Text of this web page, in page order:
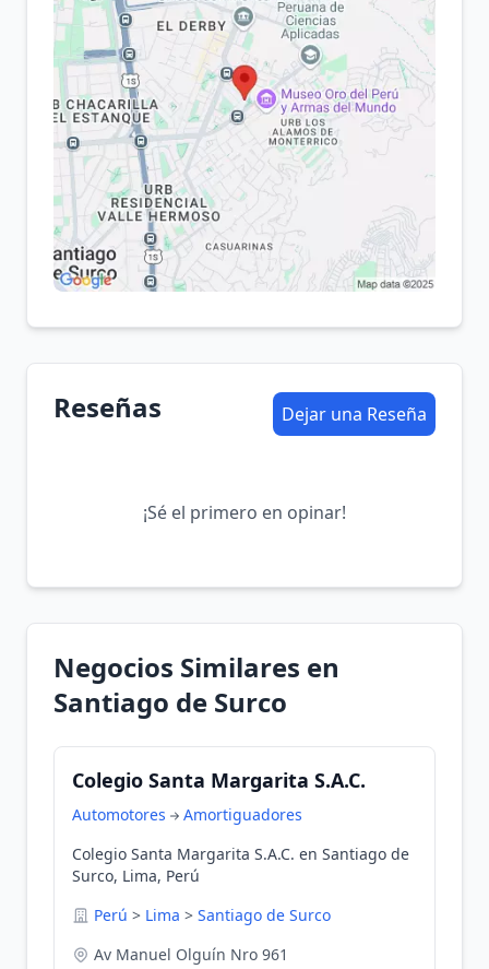
Reseñas Dejar una Reseña
¡Sé el primero en opinar!
Negocios Similares en
Santiago de Surco
Colegio Santa Margarita S.A.C.
Automotores
Amortiguadores
Colegio Santa Margarita S.A.C. en Santiago de
Surco, Lima, Perú
Perú > Lima > Santiago de Surco
Av Manuel Olguín Nro 961